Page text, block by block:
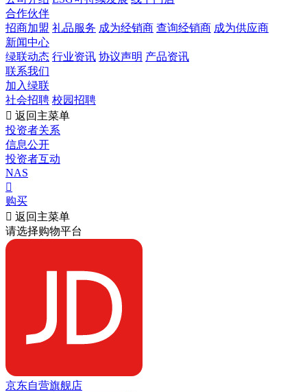
合作伙伴
招商加盟 礼品服务 成为经销商 查询经销商 成为供应商
新闻中心
绿联动态 行业资讯 协议声明 产品资讯
联系我们
加入绿联
社会招聘 校园招聘
 返回主菜单
投资者关系
信息公开
投资者互动
NAS

购买
 返回主菜单
请选择购物平台
京东自营旗舰店